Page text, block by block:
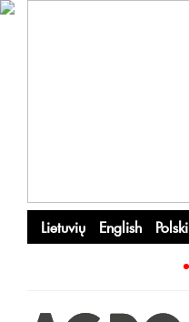
Lietuvių English Polski